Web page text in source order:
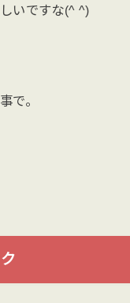
いですな(^ ^)
で。